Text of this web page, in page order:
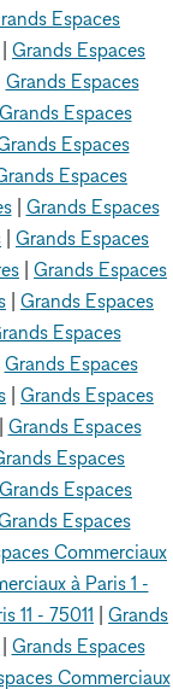
Espaces
Grands Espaces
Grands Espaces
Grands Espaces
Espaces
Espaces
| Grands Espaces
Grands Espaces
Grands Espaces
Grands Espaces
Espaces
Grands Espaces
Grands Espaces
Grands Espaces
Espaces
Grands Espaces
Espaces
Commerciaux
à Paris 1 -
11 - 75011
Grands
Grands Espaces
Commerciaux